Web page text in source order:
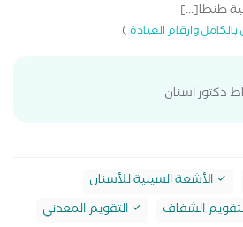
طنطا[...]
وارقام العيادة)
دكتور اسنان
الأشعة السينية للأسنان
الشفاف
التقويم المعدني